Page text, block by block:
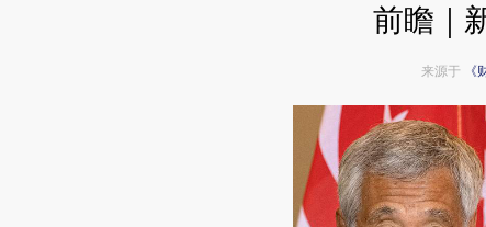
前瞻｜
来源于 《